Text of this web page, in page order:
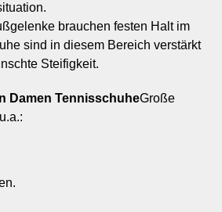
brauchen festen Halt im
sind in diesem Bereich verstärkt
Steifigkeit.
Damen TennisschuheGroße